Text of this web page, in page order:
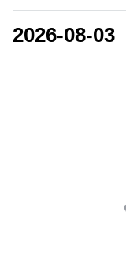
2026-08-03